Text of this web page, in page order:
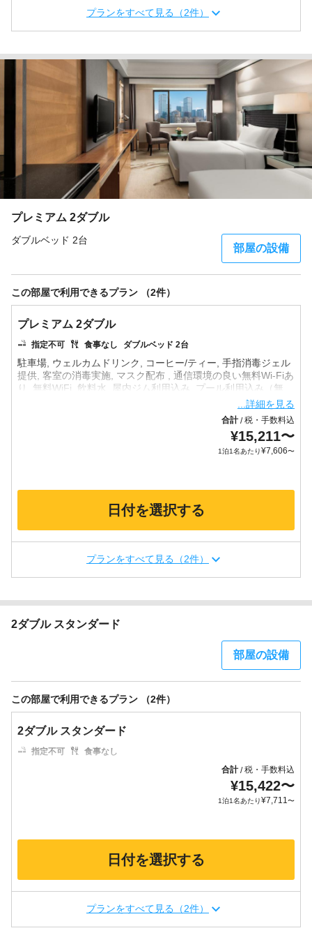
プランをすべて見る（2件）
プレミアム 2ダブル
ダブルベッド 2台
部屋の設備
この部屋で利用できるプラン （2件）
プレミアム 2ダブル
指定不可 食事なし ダブルベッド 2台
駐車場, ウェルカムドリンク, コーヒー/ティー, 手指消毒ジェル
提供, 客室の消毒実施, マスク配布 , 通信環境の良い無料Wi-Fiあ
り, 無料WiFi, 飲料水, 屋内ジム利用込み, プール利用込み（無
...詳細を見る
合計/税・手数料込
¥15,211〜
1泊1名あたり¥7,606〜
日付を選択する
プランをすべて見る（2件）
2ダブル スタンダード
部屋の設備
この部屋で利用できるプラン （2件）
2ダブル スタンダード
指定不可
食事なし
合計/税・手数料込
¥15,422〜
1泊1名あたり¥7,711〜
日付を選択する
プランをすべて見る（2件）